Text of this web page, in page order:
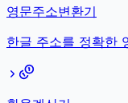
영문주소변환기
한글 주소를 정확한